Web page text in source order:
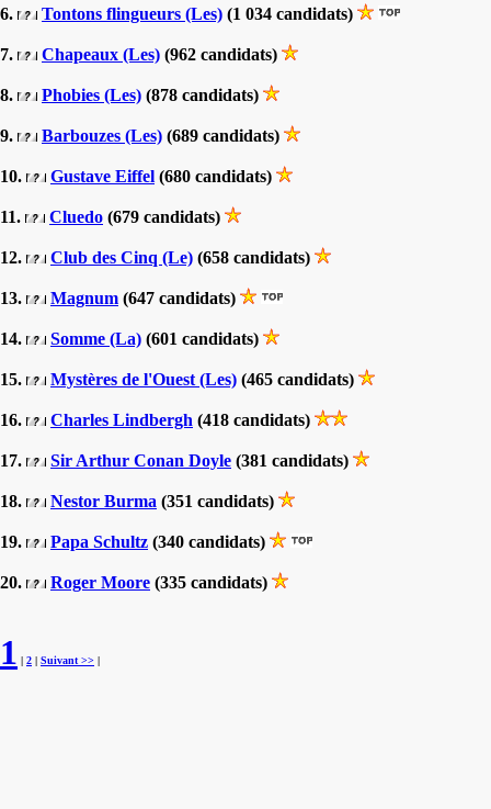
6. Tontons flingueurs (Les) (1 034 candidats)
7. Chapeaux (Les) (962 candidats)
8. Phobies (Les) (878 candidats)
9. Barbouzes (Les) (689 candidats)
10. Gustave Eiffel (680 candidats)
11. Cluedo (679 candidats)
12. Club des Cinq (Le) (658 candidats)
13. Magnum (647 candidats)
14. Somme (La) (601 candidats)
15. Mystères de l'Ouest (Les) (465 candidats)
16. Charles Lindbergh (418 candidats)
17. Sir Arthur Conan Doyle (381 candidats)
18. Nestor Burma (351 candidats)
19. Papa Schultz (340 candidats)
20. Roger Moore (335 candidats)
1 | 2 | Suivant >> |